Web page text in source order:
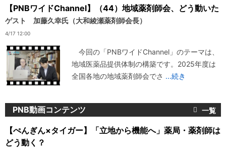
【PNBワイドChannel】（44）地域薬剤師会、どう動いた
ゲスト 加藤久幸氏（大和綾瀬薬剤師会長）
4/17 12:00
今回の「PNBワイドChannel」のテーマは、
地域医薬品提供体制の構築です。2025年度は
全国各地の地域薬剤師会でさ ...続き
PNB動画コンテンツ
【ぺんぎん×タイガー】「立地から機能へ」薬局・薬剤師は
どう動く？